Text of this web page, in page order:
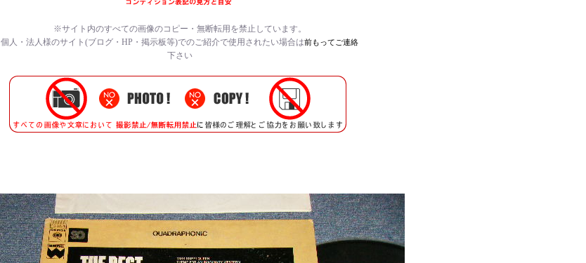
※サイト内のすべての画像のコピー・無断転用を禁止 しています。
個人・法人様のサイト(ブログ・HP・掲示板等)でのご紹介で使用されたい場合は前もってご連絡
下さい